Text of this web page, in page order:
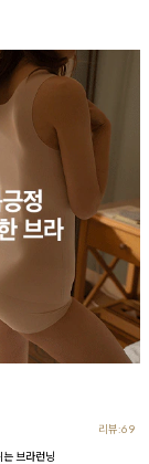
리뷰:69
브라런닝